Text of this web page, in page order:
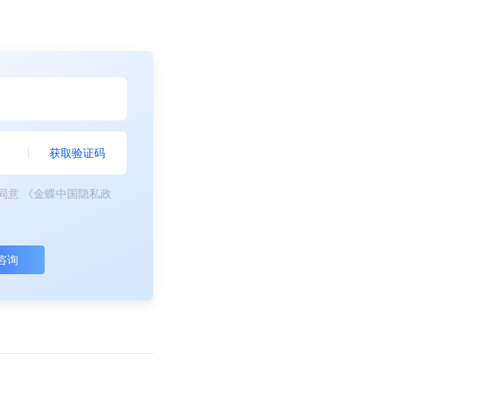
获取验证码
意
《金蝶中国隐私政
询